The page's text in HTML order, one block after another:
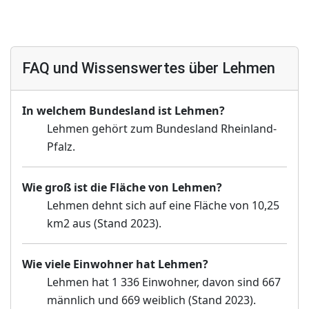
FAQ und Wissenswertes über Lehmen
In welchem Bundesland ist Lehmen?
Lehmen gehört zum Bundesland Rheinland-
Pfalz.
Wie groß ist die Fläche von Lehmen?
Lehmen dehnt sich auf eine Fläche von 10,25
km2 aus (Stand 2023).
Wie viele Einwohner hat Lehmen?
Lehmen hat 1 336 Einwohner, davon sind 667
männlich und 669 weiblich (Stand 2023).